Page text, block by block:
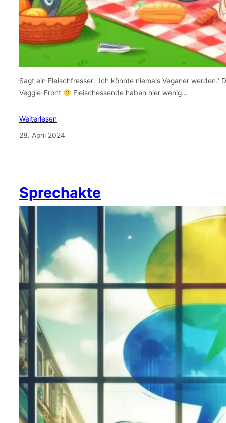
Sagt ein Fleischfresser: ‚Ich könnte niemals Veganer
Veggie-Front
Fleischessende haben hier wenig…
Weiterlesen
28. April 2024
Sprechakte